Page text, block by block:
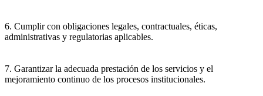
6. Cumplir con obligaciones legales, contractuales, éticas,
administrativas y regulatorias aplicables.
7. Garantizar la adecuada prestación de los servicios y el
mejoramiento continuo de los procesos institucionales.